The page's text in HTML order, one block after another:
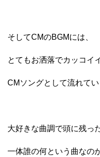
そしてCMのBGMには、
とてもお洒落でカッコイ
CMソングとして流れてい
大好きな曲調で頭に残っ
一体誰の何という曲なの